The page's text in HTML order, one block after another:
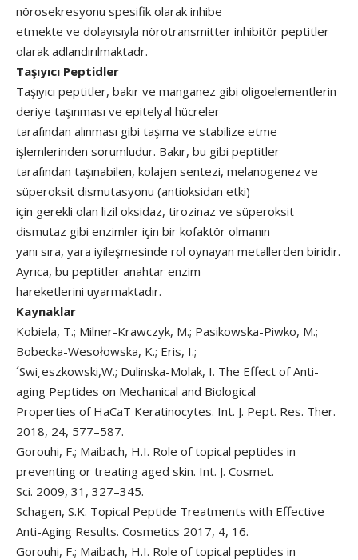
nörosekresyonu spesifik olarak inhibe
etmekte ve dolayısıyla nörotransmitter inhibitör peptitler
olarak adlandırılmaktadr.
Taşıyıcı Peptidler
Taşıyıcı peptitler, bakır ve manganez gibi oligoelementlerin
deriye taşınması ve epitelyal hücreler
tarafından alınması gibi taşıma ve stabilize etme
işlemlerinden sorumludur. Bakır, bu gibi peptitler
tarafından taşınabilen, kolajen sentezi, melanogenez ve
süperoksit dismutasyonu (antioksidan etki)
için gerekli olan lizil oksidaz, tirozinaz ve süperoksit
dismutaz gibi enzimler için bir kofaktör olmanın
yanı sıra, yara iyileşmesinde rol oynayan metallerden biridir.
Ayrıca, bu peptitler anahtar enzim
hareketlerini uyarmaktadır.
Kaynaklar
Kobiela, T.; Milner-Krawczyk, M.; Pasikowska-Piwko, M.;
Bobecka-Wesołowska, K.; Eris, I.;
´Swi˛eszkowski,W.; Dulinska-Molak, I. The Effect of Anti-
aging Peptides on Mechanical and Biological
Properties of HaCaT Keratinocytes. Int. J. Pept. Res. Ther.
2018, 24, 577–587.
Gorouhi, F.; Maibach, H.I. Role of topical peptides in
preventing or treating aged skin. Int. J. Cosmet.
Sci. 2009, 31, 327–345.
Schagen, S.K. Topical Peptide Treatments with Effective
Anti-Aging Results. Cosmetics 2017, 4, 16.
Gorouhi, F.; Maibach, H.I. Role of topical peptides in